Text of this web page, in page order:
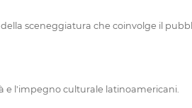
sceneggiatura che coinvolge il
e l'impegno culturale latinoamericani.